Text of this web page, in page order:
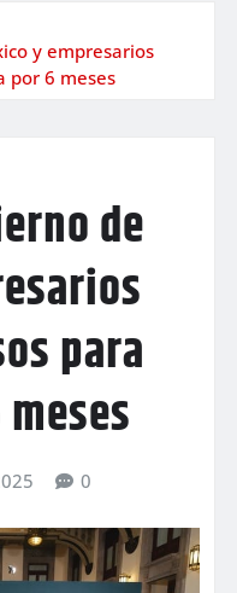
y empresarios
por 6 meses
de
para
0